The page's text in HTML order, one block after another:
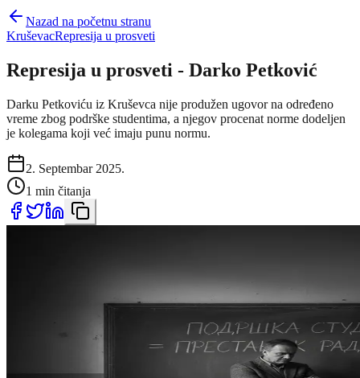
Nazad na početnu stranu
KruševacRepresija u prosveti
Represija u prosveti - Darko Petković
Darku Petkoviću iz Kruševca nije produžen ugovor na određeno
vreme zbog podrške studentima, a njegov procenat norme dodeljen
je kolegama koji već imaju punu normu.
2. Septembar 2025.
1 min čitanja